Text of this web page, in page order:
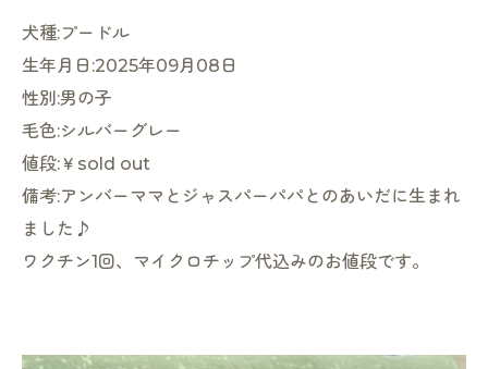
犬種:プードル
生年月日:2025年09月08日
性別:男の子
毛色:シルバーグレー
値段:￥sold out
備考:アンバーママとジャスパーパパとのあいだに生まれ
ました♪
ワクチン1回、マイクロチップ代込みのお値段です。